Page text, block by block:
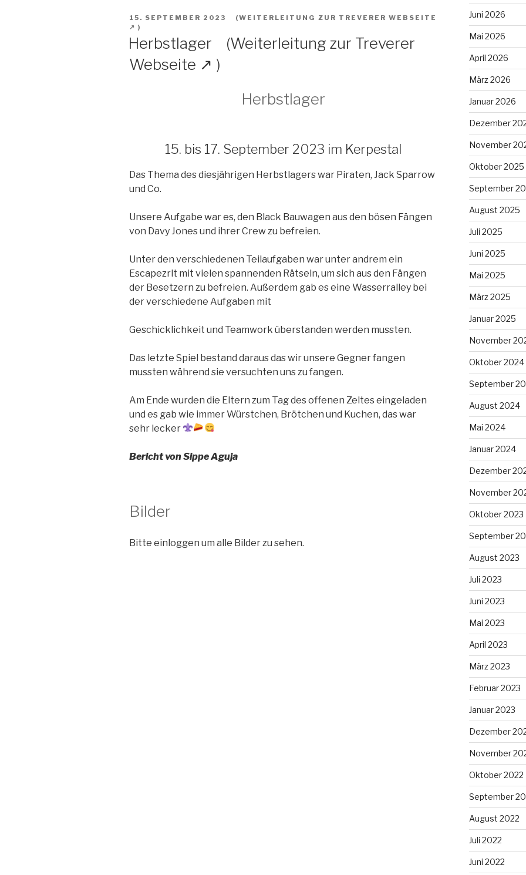
VERÖFFENTLICHT
AM
15. SEPTEMBER 2023
Herbstlager
Herbstlager
15. bis 17. September 2023 im Kerpestal
Das Thema des diesjährigen Herbstlagers war Piraten, Jack Sparrow
und Co.
Unsere Aufgabe war es, den Black Bauwagen aus den bösen Fängen
von Davy Jones und ihrer Crew zu befreien.
Unter den verschiedenen Teilaufgaben war unter andrem ein
Escapezrlt mit vielen spannenden Rätseln, um sich aus den Fängen
der Besetzern zu befreien. Außerdem gab es eine Wasserralley bei
der verschiedene Aufgaben mit
Geschicklichkeit und Teamwork überstanden werden mussten.
Das letzte Spiel bestand daraus das wir unsere Gegner fangen
mussten während sie versuchten uns zu fangen.
Am Ende wurden die Eltern zum Tag des offenen Zeltes eingeladen
und es gab wie immer Würstchen, Brötchen und Kuchen, das war
sehr lecker
Bericht von Sippe Aguja
Bilder
Bitte einloggen um alle Bilder zu sehen.
Juni 2026
Mai 2026
April 2026
März 2026
Januar 2026
Dezember
November
Oktober 2025
September
August 2025
Juli 2025
Juni 2025
Mai 2025
März 2025
Januar 2025
November
Oktober 2024
September
August 2024
Mai 2024
Januar 2024
Dezember
November
Oktober 2023
September
August 2023
Juli 2023
Juni 2023
Mai 2023
April 2023
März 2023
Februar 2023
Januar 2023
Dezember
November
Oktober 2022
September
August 2022
Juli 2022
Juni 2022